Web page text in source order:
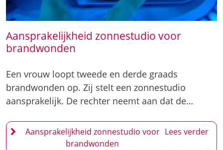
Aansprakelijkheid zonnestudio voor
brandwonden
Een vrouw loopt tweede en derde graads
brandwonden op. Zij stelt een zonnestudio
aansprakelijk. De rechter neemt aan dat de…
Aansprakelijkheid zonnestudio voor
brandwonden